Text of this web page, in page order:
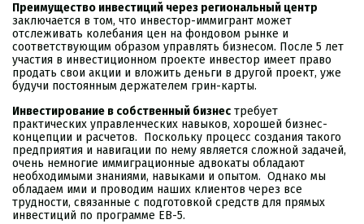
Преимущество инвестиций через региональный центр
заключается в том, что инвестор-иммигрант может
отслеживать колебания цен на фондовом рынке и
соответствующим образом управлять бизнесом. После 5 лет
участия в инвестиционном проекте инвестор имеет право
продать свои акции и вложить деньги в другой проект, уже
будучи постоянным держателем грин-карты.
Инвестирование в собственный бизнес требует
практических управленческих навыков, хорошей бизнес-
концепции и расчетов. Поскольку процесс создания такого
предприятия и навигации по нему является сложной задачей,
очень немногие иммиграционные адвокаты обладают
необходимыми знаниями, навыками и опытом. Однако мы
обладаем ими и проводим наших клиентов через все
трудности, связанные с подготовкой средств для прямых
инвестиций по программе EB-5.